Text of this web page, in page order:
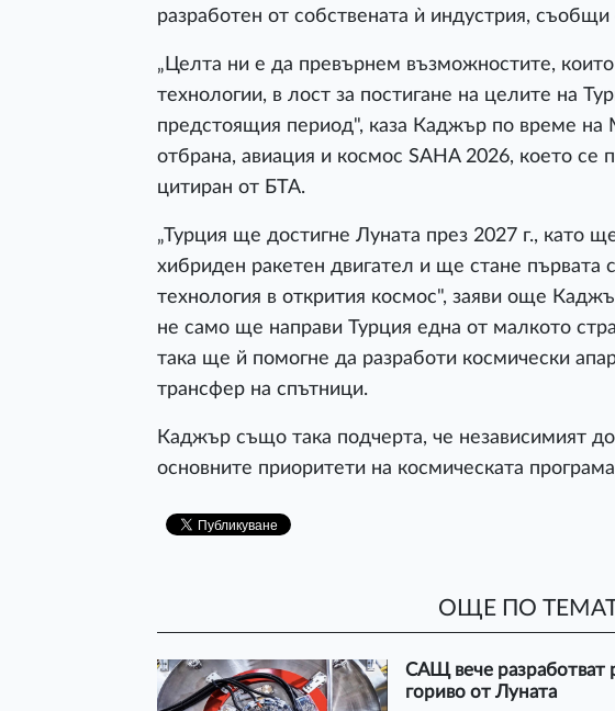
разработен от собствената ѝ индустрия,
„Целта ни е да превърнем възможностите,
технологии, в лост за постигане на целите на
предстоящия период", каза Каджър по време
отбрана, авиация и космос SAHA 2026, което
цитиран от БТА.
„Турция ще достигне Луната през 2027 г., като
хибриден ракетен двигател и ще стане първата
технология в открития космос", заяви още
не само ще направи Турция една от малкото
така ще й помогне да разработи космически
трансфер на спътници.
Каджър също така подчерта, че независимият
основните приоритети на космическата
ОЩЕ ПО
САЩ вече разработват
гориво от Луната